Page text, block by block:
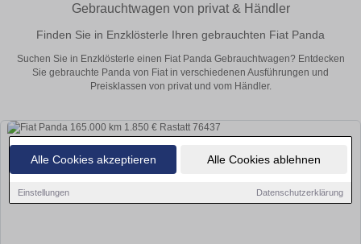
Alle Cookies akzeptieren Alle Cookies ablehnen
Einstellungen Datenschutzerklärung
Gebrauchtwagen von privat & Händler
Finden Sie in Enzklösterle Ihren gebrauchten Fiat Panda
Suchen Sie in Enzklösterle einen Fiat Panda Gebrauchtwagen? Entdecken
Sie gebrauchte Panda von Fiat in verschiedenen Ausführungen und
Preisklassen von privat und vom Händler.